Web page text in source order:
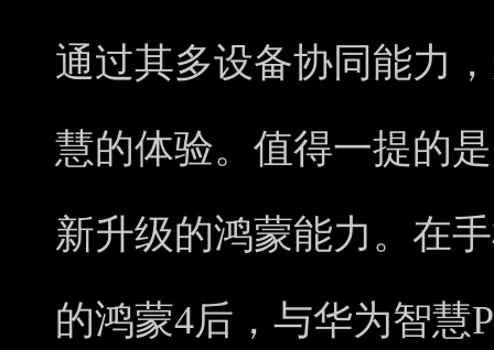
通过其多设备协同能力
慧的体验。值得一提的
新升级的鸿蒙能力。在
的鸿蒙4后，与华为智慧